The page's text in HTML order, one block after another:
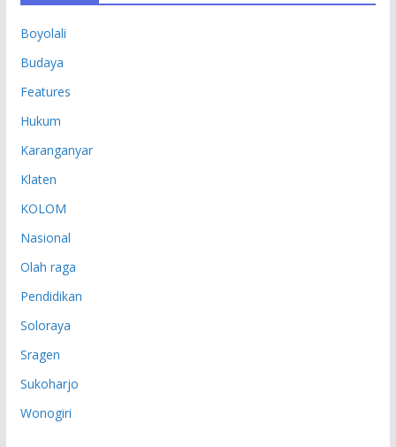
Boyolali
Budaya
Features
Hukum
Karanganyar
Klaten
KOLOM
Nasional
Olah raga
Pendidikan
Soloraya
Sragen
Sukoharjo
Wonogiri